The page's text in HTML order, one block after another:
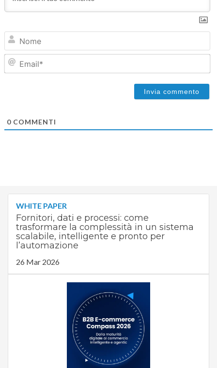
0COMMENTI
WHITE PAPER
Fornitori, dati e processi: come
trasformare la complessità in un sistema
scalabile, intelligente e pronto per
l’automazione
26 Mar 2026